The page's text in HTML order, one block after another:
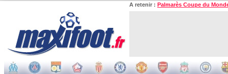
A retenir : Palmarès Coupe du